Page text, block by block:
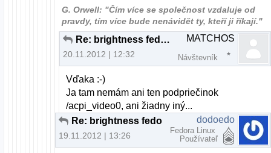
G. Orwell: "Čím více se společnost vzdaluje od
pravdy, tím více bude nenávidět ty, kteří ji říkají."
Re: brightness fedora nefunkcne fn klavesy
20.11.2012 | 12:32
MATCHOS
Návštevník
Vďaka :-)
Ja tam nemám ani ten podpriečinok
/acpi_video0, ani žiadny iný...
19.11.2012 | 13:26
dodoedo
Fedora Linux
Používateľ